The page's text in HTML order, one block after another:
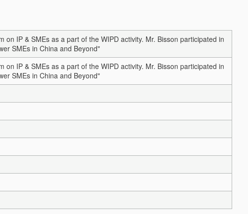
IP & SMEs as a part of the WIPD activity. Mr. Bisson participated in
SMEs in China and Beyond"
IP & SMEs as a part of the WIPD activity. Mr. Bisson participated in
SMEs in China and Beyond"